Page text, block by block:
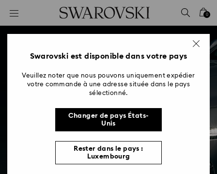
Accesskeys list
0 - Header
2 - Footer
0
Swarovski est disponible dans votre pays
Veuillez noter que nous pouvons uniquement expédier
votre commande à une adresse située dans le pays
sélectionné.
Changer de pays États-
Unis
Rester dans le pays :
Luxembourg